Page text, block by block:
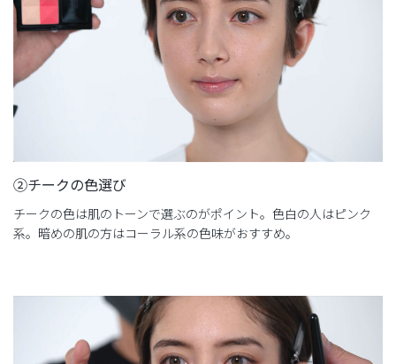
②チークの色選び
チークの色は肌のトーンで選ぶのがポイント。色白の人はピンク
系。暗めの肌の方はコーラル系の色味がおすすめ。